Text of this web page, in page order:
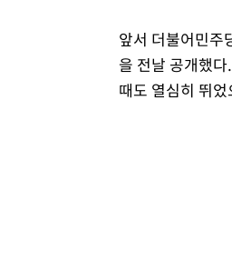
앞서 더불어민주
을 전날 공개했
때도 열심히 뛰